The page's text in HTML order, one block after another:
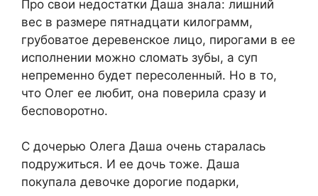
Про свои недостатки Даша знала: лишний
вес в размере пятнадцати килограмм,
грубоватое деревенское лицо, пирогами в ее
исполнении можно сломать зубы, а суп
непременно будет пересоленный. Но в то,
что Олег ее любит, она поверила сразу и
бесповоротно.
С дочерью Олега Даша очень старалась
подружиться. И ее дочь тоже. Даша
покупала девочке дорогие подарки,